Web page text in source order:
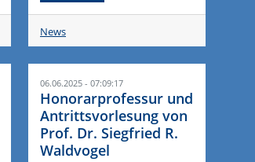
News
06.06.2025 - 07:09:17
Honorarprofessur und
Antrittsvorlesung von
Prof. Dr. Siegfried R.
Waldvogel